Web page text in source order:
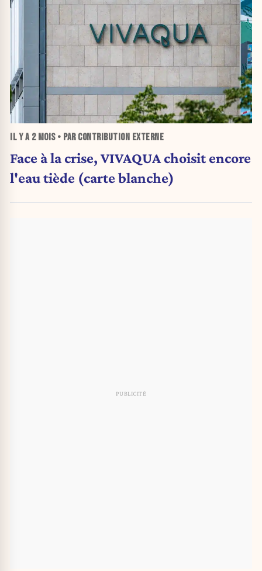
IL Y A 2 MOIS• PAR CONTRIBUTION EXTERNE
Face à la crise, VIVAQUA choisit encore
l'eau tiède (carte blanche)